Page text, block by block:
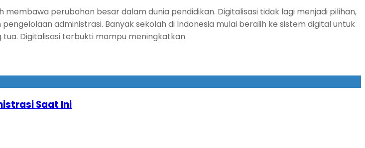
perubahan besar dalam dunia pendidikan. Digitalisasi tidak lagi menjadi pilihan,
administrasi. Banyak sekolah di Indonesia mulai beralih ke sistem digital untuk
Digitalisasi terbukti mampu meningkatkan
Saat Ini